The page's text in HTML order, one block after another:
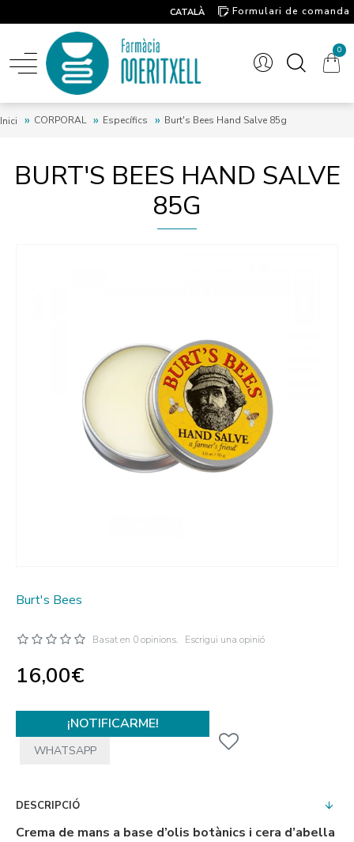
CATALÀ
Formulari de comanda
0
Inici CORPORAL Específics Burt's Bees Hand Salve 85g
BURT'S BEES HAND SALVE
85G
Burt's Bees
Basat en 0 opinions. Escrigui una opinió
16,00€
¡NOTIFICARME!
WHATSAPP
DESCRIPCIÓ
Crema de mans a base d’olis botànics i cera d’abella